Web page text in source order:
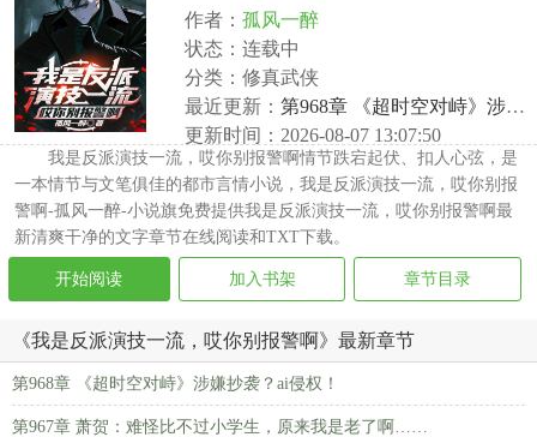
作者： 孤风一醉
状态：连载中
分类：修真武侠
最近更新： 第968章 《超时空对峙》涉嫌抄袭？ai侵权！
更新时间：2026-08-07 13:07:50
我是反派演技一流，哎你别报警啊情节跌宕起伏、扣人心弦，是
一本情节与文笔俱佳的都市言情小说，我是反派演技一流，哎你别报
警啊-孤风一醉-小说旗免费提供我是反派演技一流，哎你别报警啊最
新清爽干净的文字章节在线阅读和TXT下载。
开始阅读 加入书架 章节目录
《我是反派演技一流，哎你别报警啊》最新章节
第968章 《超时空对峙》涉嫌抄袭？ai侵权！
第967章 萧贺：难怪比不过小学生，原来我是老了啊……